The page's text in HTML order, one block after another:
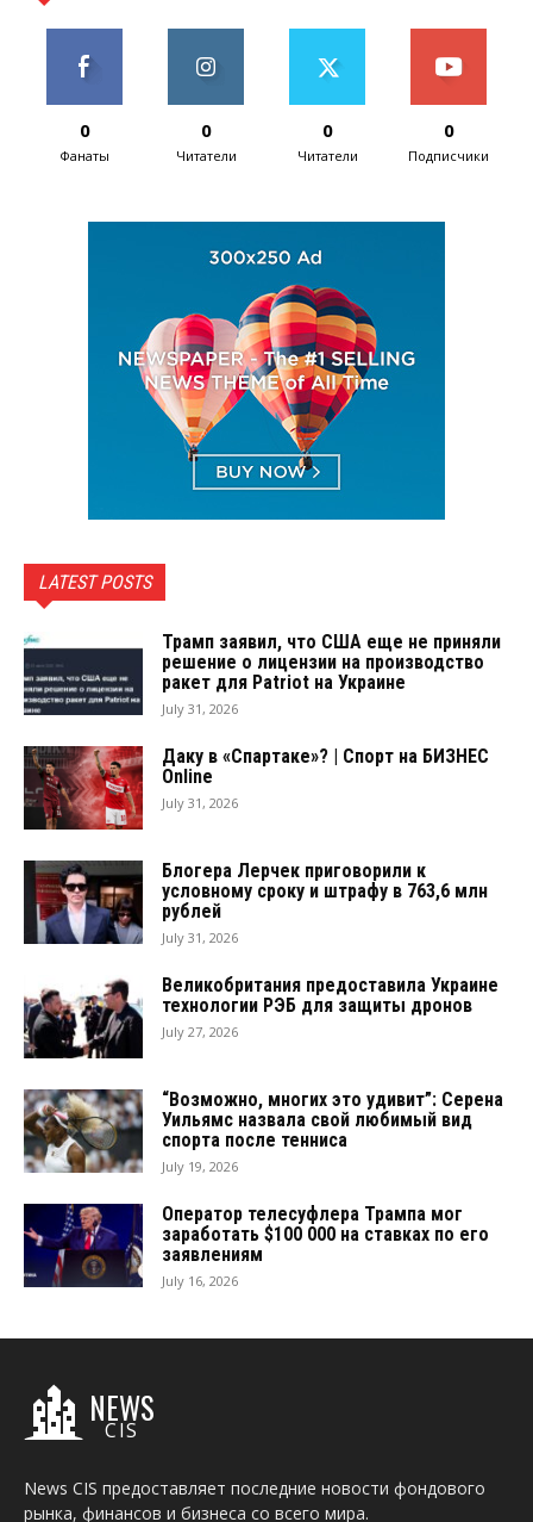
0
Фанаты
0
Читатели
0
Читатели
0
Подписчики
LATEST POSTS
Трамп заявил, что США еще не приняли
решение о лицензии на производство
ракет для Patriot на Украине
July 31, 2026
Даку в «Спартаке»? | Спорт на БИЗНЕС
Online
July 31, 2026
Блогера Лерчек приговорили к
условному сроку и штрафу в 763,6 млн
рублей
July 31, 2026
Великобритания предоставила Украине
технологии РЭБ для защиты дронов
July 27, 2026
“Возможно, многих это удивит”: Серена
Уильямс назвала свой любимый вид
спорта после тенниса
July 19, 2026
Оператор телесуфлера Трампа мог
заработать $100 000 на ставках по его
заявлениям
July 16, 2026
NEWS
CIS
News CIS предоставляет последние новости фондового
рынка, финансов и бизнеса со всего мира.